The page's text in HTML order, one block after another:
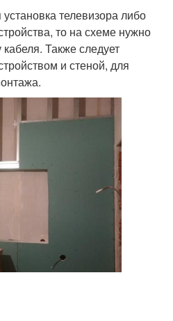
телевизора либо
то на схеме нужно
Также следует
и стеной, для